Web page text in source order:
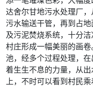
达舍尔甘地污水处理厂
污水输送干管，再到占
及污泥焚烧系统，十分
村庄形成一幅美丽的画
池，经多个过程处理，
着生生不息的力量，从
上，不时可以看到村民乘